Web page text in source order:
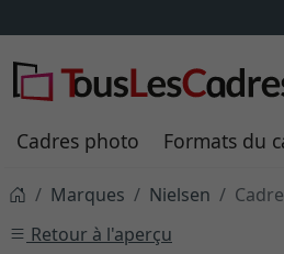
Cadres photo Formats du
Marques Nielsen
Retour à l'aperçu